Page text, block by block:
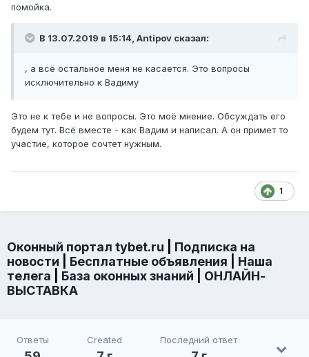
помойка.
В 13.07.2019 в 15:14, Antipov сказал:
, а всё остальное меня не касается. Это вопросы
исключительно к Вадиму
Это не к тебе и не вопросы. Это моё мнение. Обсуждать его
будем тут. Всё вместе - как Вадим и написал. А он примет то
участие, которое сочтет нужным.
1
Оконный портал tybet.ru
Подписка на
новости
Бесплатные объявления
Наша
телега
База оконных знаний
ОНЛАЙН-
ВЫСТАВКА
Ответы Created Последний ответ